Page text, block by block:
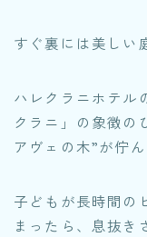
すぐ裏には美しい
ハレクラニホテル
クラニ」の象徴の
アヴェの木”が佇
子どもが長時間の
まったら、息抜き